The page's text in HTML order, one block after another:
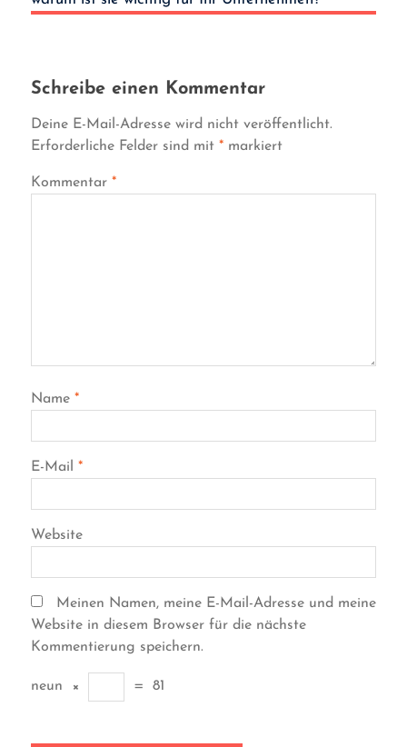
Schreibe einen Kommentar
Deine E-Mail-Adresse wird nicht veröffentlicht.
Erforderliche Felder sind mit *markiert
Kommentar *
Name *
E-Mail *
Website
Meinen Namen, meine E-Mail-Adresse und meine
Website in diesem Browser für die nächste
Kommentierung speichern.
neun × = 81